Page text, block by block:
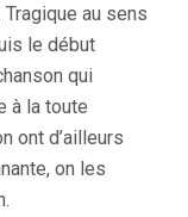
au sens
le début
qui
à la toute
ont d’ailleurs
on les